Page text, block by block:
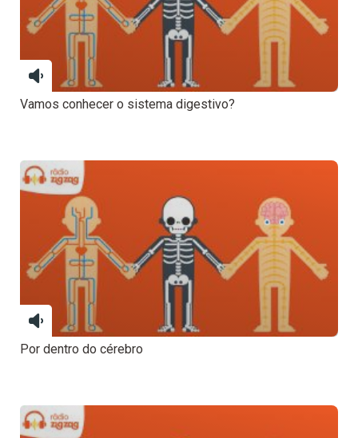
Vamos conhecer o sistema digestivo?
Por dentro do cérebro